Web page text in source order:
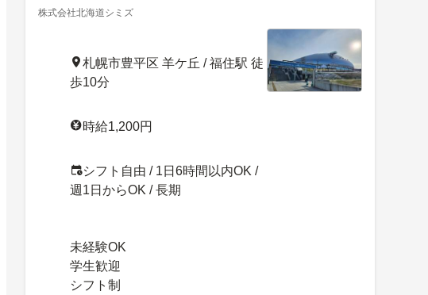
株式会社北海道シミズ
札幌市豊平区 羊ケ丘 / 福住駅 徒
歩10分
時給1,200円
シフト自由 / 1日6時間以内OK /
週1日からOK / 長期
未経験OK
学生歓迎
シフト制